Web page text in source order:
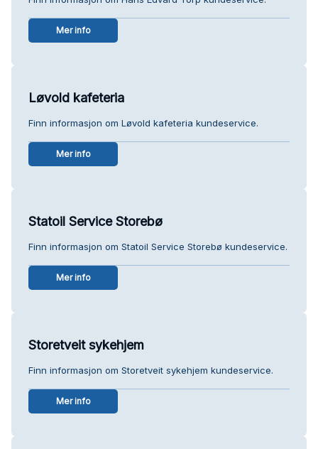
Mer info
Løvold kafeteria
Finn informasjon om Løvold kafeteria kundeservice.
Mer info
Statoil Service Storebø
Finn informasjon om Statoil Service Storebø kundeservice.
Mer info
Storetveit sykehjem
Finn informasjon om Storetveit sykehjem kundeservice.
Mer info